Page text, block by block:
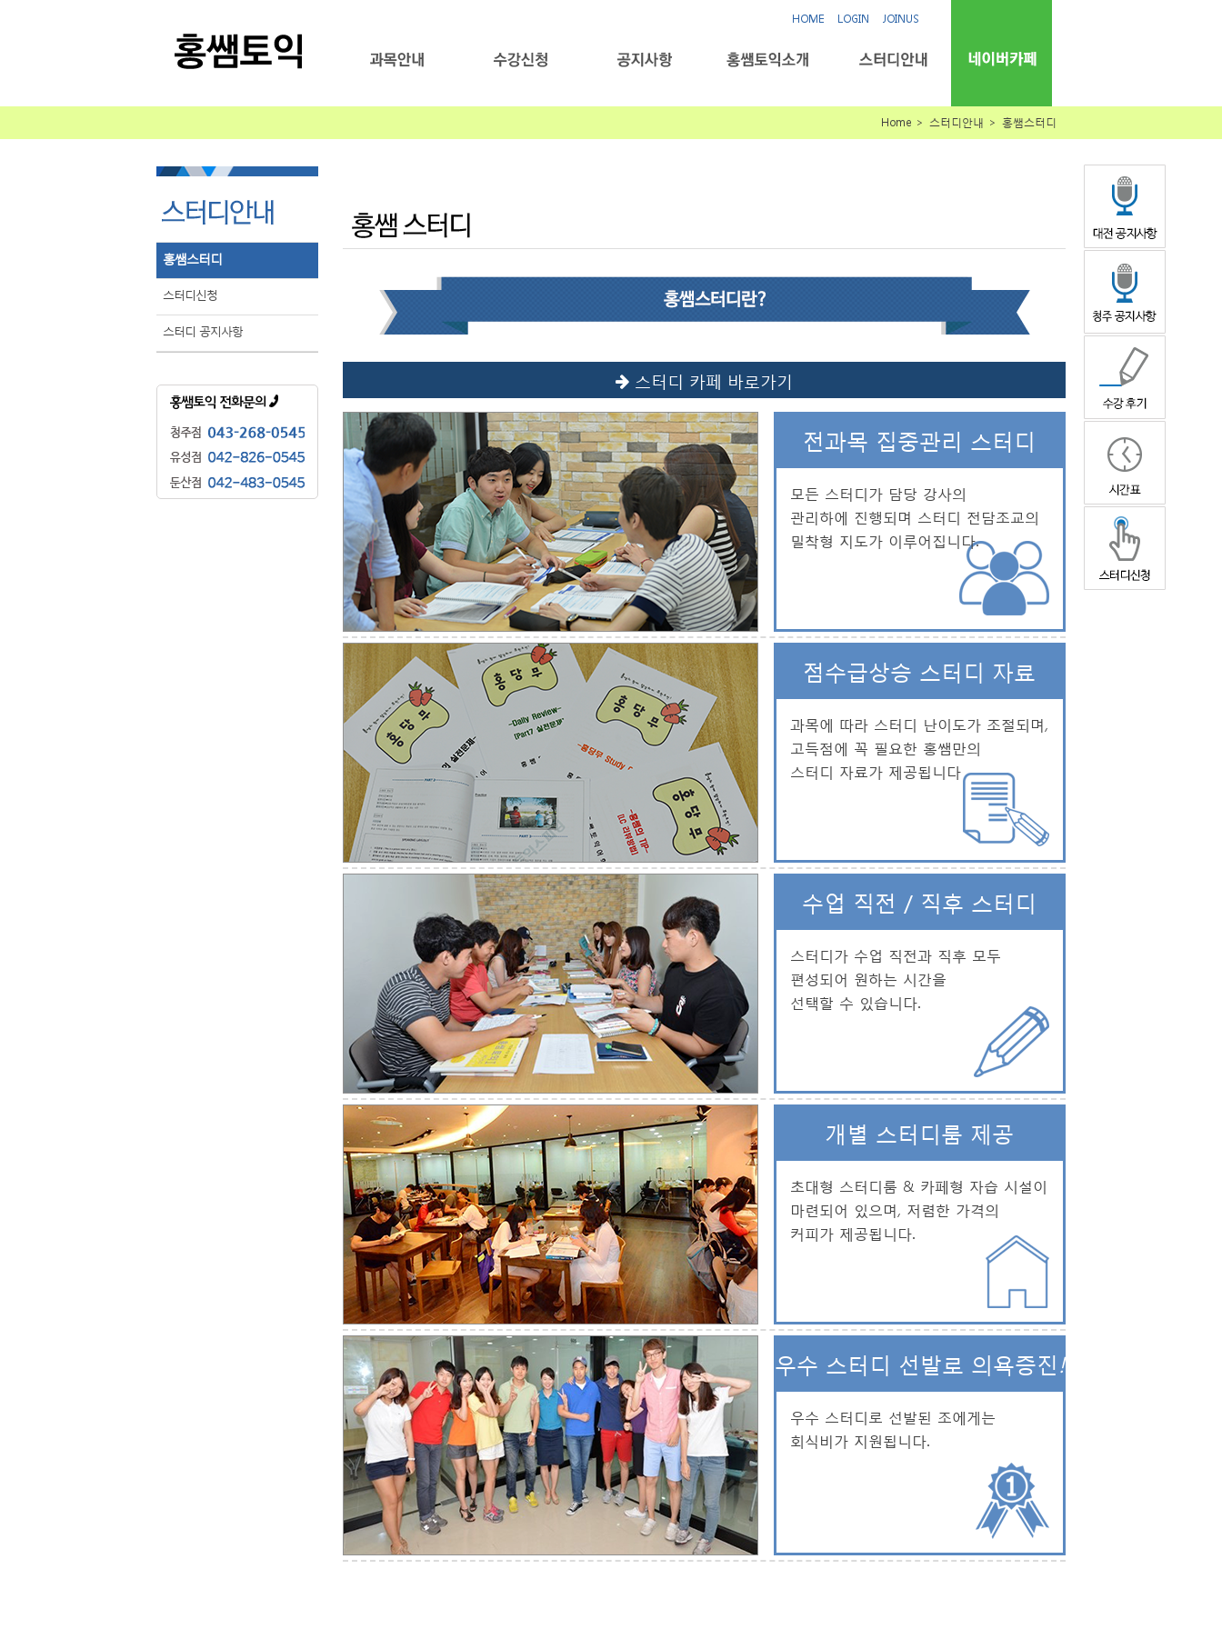
HOME LOGIN JOINUS
Home ＞ 스터디안내 ＞ 홍쌤스터디
홍쌤스터디
스터디신청
스터디 공지사항
스터디 카페 바로가기
전과목 집중관리 스터디
모든 스터디가 담당 강사의
관리하에 진행되며 스터디 전담조교의
밀착형 지도가 이루어집니다.
점수급상승 스터디 자료
과목에 따라 스터디 난이도가 조절되며,
고득점에 꼭 필요한 홍쌤만의
스터디 자료가 제공됩니다
수업 직전 / 직후 스터디
스터디가 수업 직전과 직후 모두
편성되어 원하는 시간을
선택할 수 있습니다.
개별 스터디룸 제공
초대형 스터디룸 & 카페형 자습 시설이
마련되어 있으며, 저렴한 가격의
커피가 제공됩니다.
우수 스터디 선발로 의욕증진!
우수 스터디로 선발된 조에게는
회식비가 지원됩니다.